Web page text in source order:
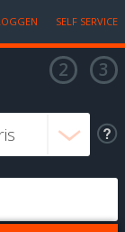
SELF SERVICE